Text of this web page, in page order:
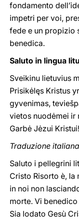
fondamento
impetri per voi,
fede e un propizio
benedica.
Saluto in lingua
Sveikinu lietuvius
Prisikėlęs Kristus
gyvenimas,
vietos nuodėmei ir
Garbė Jėzui Kristui!
Traduzione
Saluto i pellegrini
Cristo Risorto è, la
in noi non
morte. Vi
Sia lodato Gesù